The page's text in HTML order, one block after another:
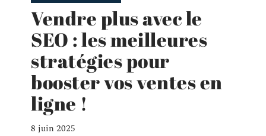
Vendre plus avec le
SEO : les meilleures
stratégies pour
booster vos ventes en
ligne !
8 juin 2025